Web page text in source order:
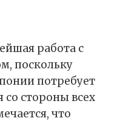
работа с
поскольку
потребует
со стороны всех
что